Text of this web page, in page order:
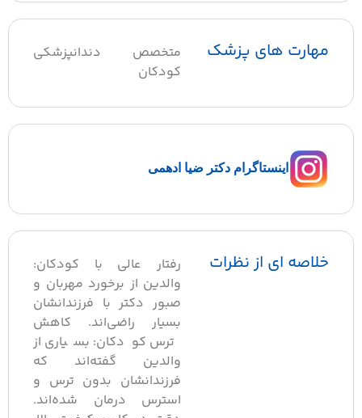
مهارت های پزشک
متخصص دندانپزشکی
کودکان
اینستاگرام دکتر ضیا ادهمی
خلاصه ای از نظرات
رفتار عالی با کودکان:
والدین از برخورد مهربان و
صبور دکتر با فرزندانشان
بسیار راضی‌اند. کاهش
ترس کودکان: بسیاری از
والدین گفته‌اند که
فرزندانشان بدون ترس و
استرس درمان شده‌اند.